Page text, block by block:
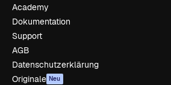
Academy
Dokumentation
Support
AGB
Datenschutzerklärung
Originale Neu